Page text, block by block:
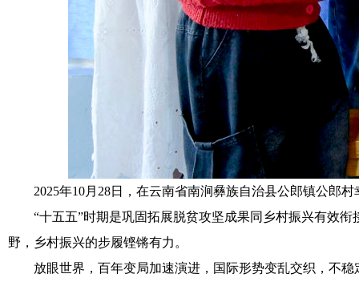
2025年10月28日，在云南省南涧彝族自治县公郎镇公郎村
“十五五”时期是巩固拓展脱贫攻坚成果同乡村振兴有效衔
野，乡村振兴的步履铿锵有力。
放眼世界，百年变局加速演进，国际形势变乱交织，不稳